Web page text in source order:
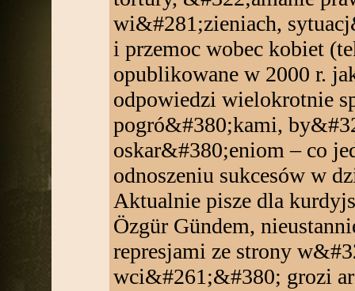
wi&#281;zieniach,
i przemoc wobec kobiet
opublikowane w 2000 r.
odpowiedzi wielokrotnie
pogró&#380;kami,
oskar&#380;eniom – co
odnoszeniu sukcesów w
Aktualnie pisze dla
Özgür Gündem,
represjami ze strony
wci&#261;&#380; grozi